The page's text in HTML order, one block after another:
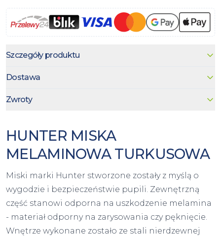
Szczegóły produktu
Dostawa
Zwroty
HUNTER MISKA
MELAMINOWA TURKUSOWA
Miski marki Hunter stworzone zostały z myślą o
wygodzie i bezpieczeństwie pupili. Zewnętrzną
część stanowi odporna na uszkodzenie melamina
- materiał odporny na zarysowania czy pęknięcie.
Wnętrze wykonane zostało ze stali nierdzewnej